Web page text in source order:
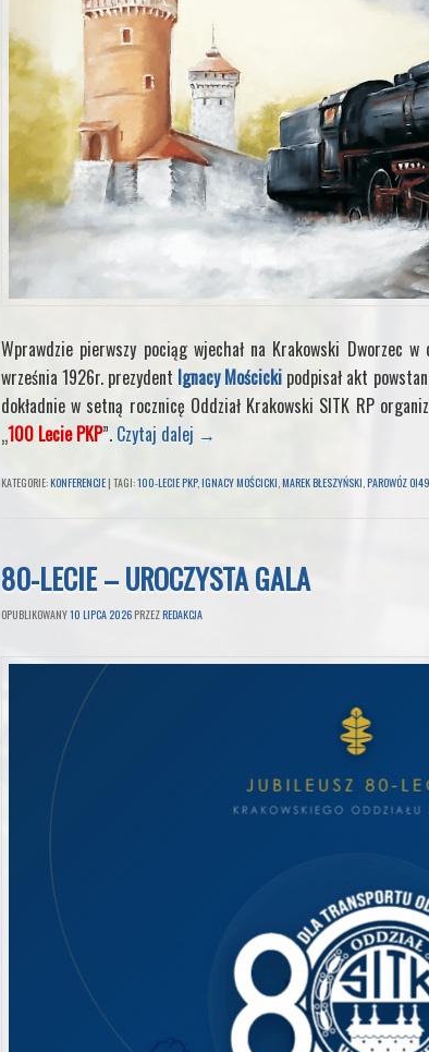
Wprawdzie pierwszy pociąg wjechał na Krakowski Dworzec
września 1926r. prezydent Ignacy Mościcki podpisał akt
dokładnie w setną rocznicę Oddział Krakowski SITK RP
„100 Lecie PKP”. Czytaj dalej →
KATEGORIE:KONFERENCJE | TAGI:100-LECIE PKP, IGNACY MOŚCICKI MAREK BŁESZYŃSKI PAROWÓZ OI49
80-LECIE – UROCZYSTA GALA
OPUBLIKOWANY10 LIPCA 2026 PRZEZREDAKCJA